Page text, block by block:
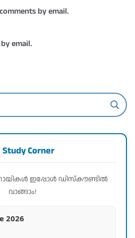
by email.
email.
Study Corner
ഇപ്പോൾ ഡിസ്കൗണ്ടിൽ
വാങ്ങാം!
2026